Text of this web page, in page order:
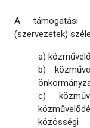
A támogatási
(szervezetek)
a)
b)
c)
közösségi